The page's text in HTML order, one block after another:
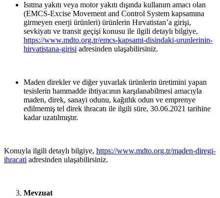
Isıtma yakıtı veya motor yakıtı dışında kullanım amacı olan
(EMCS-Excise Movement and Control System kapsamına
girmeyen enerji ürünleri) ürünlerin Hırvatistan’a girişi,
sevkiyatı ve transit geçişi konusu ile ilgili detaylı bilgiye,
https://www.mdto.org.tr/emcs-kapsami-disindaki-urunlerinin-
hirvatistana-girisi adresinden ulaşabilirsiniz.
Maden direkler ve diğer yuvarlak ürünlerin üretimini yapan
tesislerin hammadde ihtiyacının karşılanabilmesi amacıyla
maden, direk, sanayi odunu, kağıtlık odun ve emprenye
edilmemiş tel direk ihracatı ile ilgili süre, 30.06.2021 tarihine
kadar uzatılmıştır.
Konuyla ilgili detaylı bilgiye, https://www.mdto.org.tr/maden-diregi-
ihracati adresinden ulaşabilirsiniz.
Mevzuat